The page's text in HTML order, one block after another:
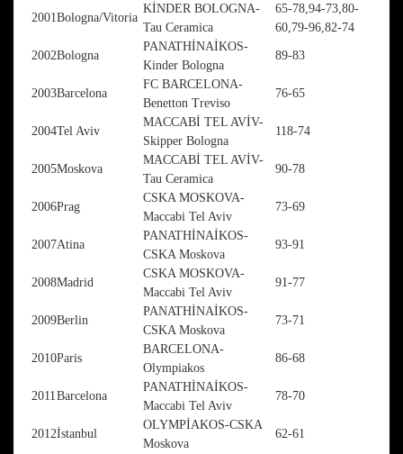
2001Bologna/Vitoria
KİNDER BOLOGNA-
Tau Ceramica
65-78,94-73,80-
60,79-96,82-74
2002Bologna
PANATHİNAİKOS-
Kinder Bologna
89-83
2003Barcelona
FC BARCELONA-
Benetton Treviso
76-65
2004Tel Aviv
MACCABİ TEL AVİV-
Skipper Bologna
118-74
2005Moskova
MACCABİ TEL AVİV-
Tau Ceramica
90-78
2006Prag
CSKA MOSKOVA-
Maccabi Tel Aviv
73-69
2007Atina
PANATHİNAİKOS-
CSKA Moskova
93-91
2008Madrid
CSKA MOSKOVA-
Maccabi Tel Aviv
91-77
2009Berlin
PANATHİNAİKOS-
CSKA Moskova
73-71
2010Paris
BARCELONA-
Olympiakos
86-68
2011 Barcelona
PANATHİNAİKOS-
Maccabi Tel Aviv
78-70
2012İstanbul
OLYMPİAKOS-CSKA
Moskova
62-61